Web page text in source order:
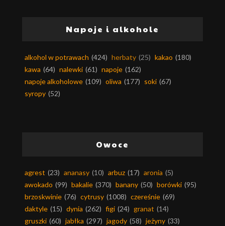
Napoje i alkohole
alkohol w potrawach (424) herbaty (25) kakao (180)
kawa (64) nalewki (61) napoje (162)
napoje alkoholowe (109) oliwa (177) soki (67)
syropy (52)
Owoce
agrest (23) ananasy (10) arbuz (17) aronia (5)
awokado (99) bakalie (370) banany (50) borówki (95)
brzoskwinie (76) cytrusy (1008) czereśnie (69)
daktyle (15) dynia (262) figi (24) granat (14)
gruszki (60) jabłka (297) jagody (58) jeżyny (33)